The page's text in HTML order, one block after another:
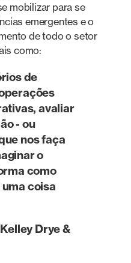
mobilizar para se
emergentes e o
de todo o setor
como:
de
avaliar
- ou
nos faça
o
como
coisa
Drye &